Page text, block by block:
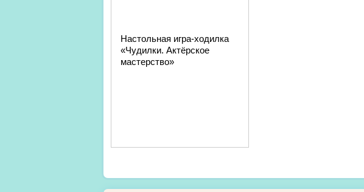
Настольная игра-ходилка
«Чудилки. Актёрское
мастерство»